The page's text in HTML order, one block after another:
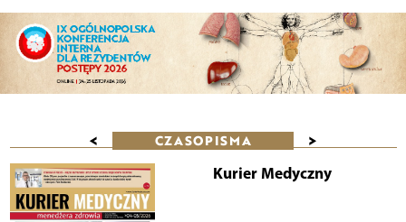
< CZASOPISMA >
Kurier Medyczny